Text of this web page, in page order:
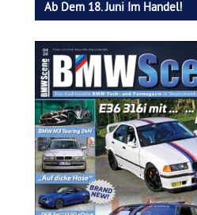
Ab Dem 18. Juni Im Handel!